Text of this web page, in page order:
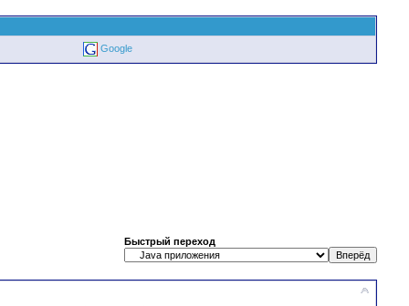
Google
Быстрый переход